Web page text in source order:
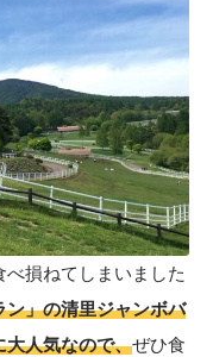
損ねてしまいました
」の清里ジャンボバ
大人気なので、ぜひ食